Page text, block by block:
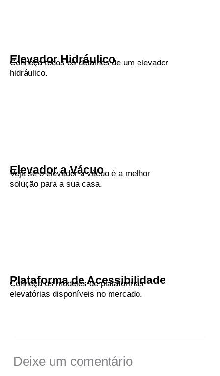
Elevador Hidráulico
Conheça todos os detalhes de um elevador
hidráulico.
Elevador a Vácuo
Veja se o elevador a vácuo é a melhor
solução para a sua casa.
Plataforma de Acessibilidade
Conheça os modelos de plataformas
elevatórias disponíveis no mercado.
Deixe um comentário